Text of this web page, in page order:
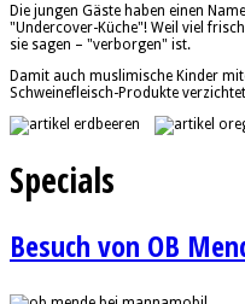
Die jungen Gäste haben einen
"Undercover-Küche"! Weil viel
sie sagen – "verborgen" ist.
Damit auch muslimische Kinder
Schweinefleisch-Produkte
Specials
Besuch von OB